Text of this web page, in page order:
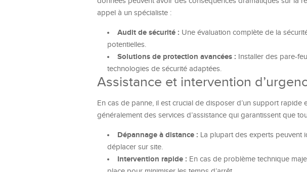
appel à un spécialiste :
Audit de sécurité : Une évaluation complète de la
potentielles.
Solutions de protection avancées : Installer des pare-
technologies de sécurité adaptées.
Assistance et intervention
En cas de panne, il est crucial de disposer d’un support rapide
généralement des services d’assistance qui garantissent que
Dépannage à distance : La plupart des experts peuvent
déplacer sur site.
Intervention rapide : En cas de problème technique